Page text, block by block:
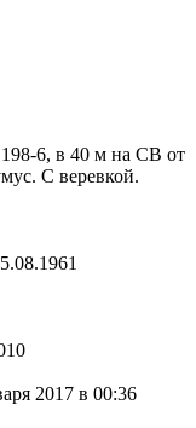
198-6, в 40 м на СВ от
С веревкой.
2017 в 00:36